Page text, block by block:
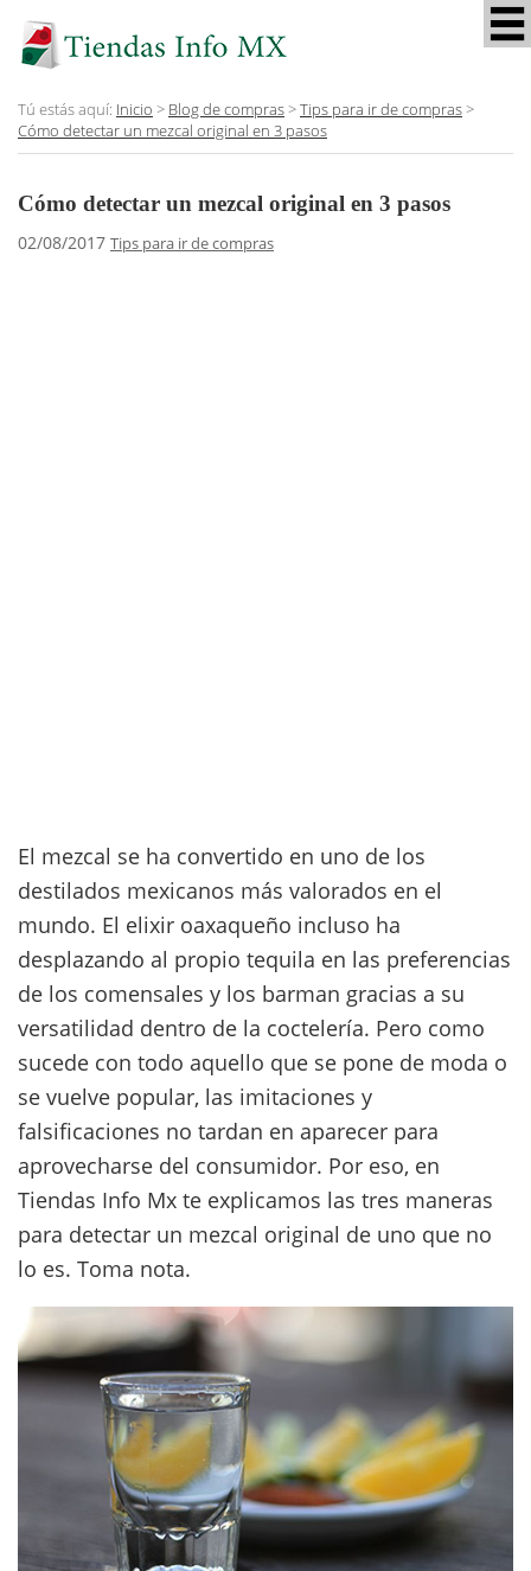
Tú estás aquí: Inicio > Blog de compras>Tips para ir de compras>
Cómo detectar un mezcal original en 3 pasos
Cómo detectar un mezcal original en 3 pasos
02/08/2017 Tips para ir de compras
El mezcal se ha convertido en uno de los
destilados mexicanos más valorados en el
mundo. El elixir oaxaqueño incluso ha
desplazando al propio tequila en las preferencias
de los comensales y los barman gracias a su
versatilidad dentro de la coctelería. Pero como
sucede con todo aquello que se pone de moda o
se vuelve popular, las imitaciones y
falsificaciones no tardan en aparecer para
aprovecharse del consumidor. Por eso, en
Tiendas Info Mx te explicamos las tres maneras
para detectar un mezcal original de uno que no
lo es. Toma nota.